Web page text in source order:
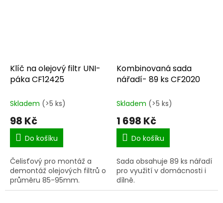
Klíč na olejový filtr UNI-
páka CF12425
Skladem (>5 ks)
98 Kč
Do košíku
Čelisťový pro montáž a
demontáž olejových filtrů o
průměru 85-95mm.
Kombinovaná sada
nářadí- 89 ks CF2020
Skladem (>5 ks)
1 698 Kč
Do košíku
Sada obsahuje 89 ks nářadí
pro využití v domácnosti i
dílně.